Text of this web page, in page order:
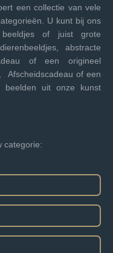
een collectie van vele
U kunt bij ons
of juist grote
abstracte
of een origineel
Afscheidscadeau of een
beelden uit onze kunst
categorie: